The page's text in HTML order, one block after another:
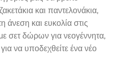
και παντελονάκια,
άνεση και ευκολία στις
σετ δώρων για νεογέννητα,
να υποδεχθείτε ένα νέο